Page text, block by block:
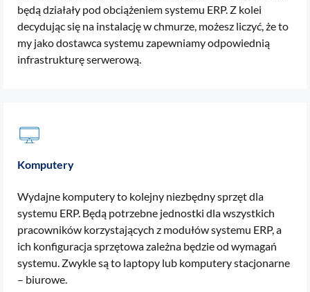
będą działały pod obciążeniem systemu ERP. Z kolei
decydując się na instalację w chmurze, możesz liczyć, że to
my jako dostawca systemu zapewniamy odpowiednią
infrastrukturę serwerową.
Komputery
Wydajne komputery to kolejny niezbędny sprzęt dla
systemu ERP. Będą potrzebne jednostki dla wszystkich
pracowników korzystających z modułów systemu ERP, a
ich konfiguracja sprzętowa zależna będzie od wymagań
systemu. Zwykle są to laptopy lub komputery stacjonarne
– biurowe.